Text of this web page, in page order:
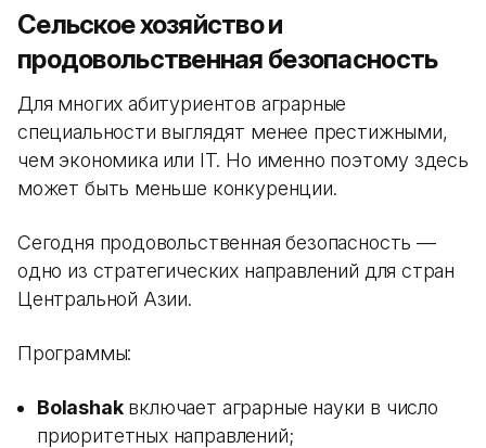
Сельское хозяйство и
продовольственная безопасность
Для многих абитуриентов аграрные
специальности выглядят менее престижными,
чем экономика или IT. Но именно поэтому здесь
может быть меньше конкуренции.
Сегодня продовольственная безопасность —
одно из стратегических направлений для стран
Центральной Азии.
Программы:
Bolashakвключает аграрные науки в число
приоритетных направлений;